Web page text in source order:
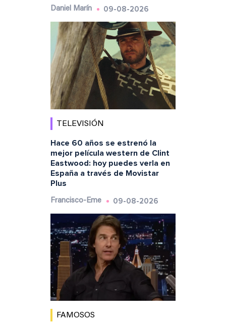
Daniel Marín 09-08-2026
TELEVISIÓN
Hace 60 años se estrenó la
mejor película western de Clint
Eastwood: hoy puedes verla en
España a través de Movistar
Plus
Francisco-Eme 09-08-2026
FAMOSOS